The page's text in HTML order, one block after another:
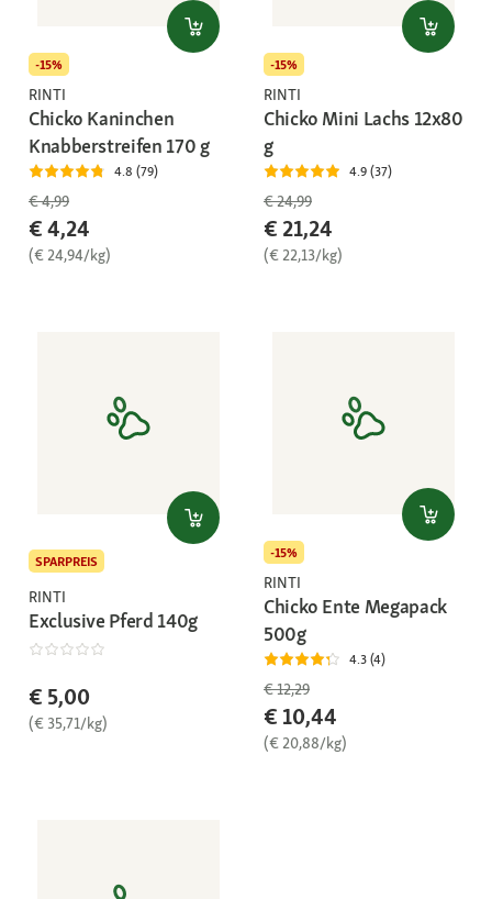
-15%
RINTI
Chicko Kaninchen
Knabberstreifen 170 g
4.8 (79)
€ 4,99
€ 4,24
(€ 24,94/kg)
-15%
RINTI
Chicko Mini Lachs 12x80
g
4.9 (37)
€ 24,99
€ 21,24
(€ 22,13/kg)
SPARPREIS
RINTI
Exclusive Pferd 140g
€ 5,00
(€ 35,71/kg)
-15%
RINTI
Chicko Ente Megapack
500g
4.3 (4)
€ 12,29
€ 10,44
(€ 20,88/kg)